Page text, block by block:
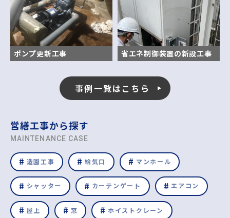
ポンプ更新工事 省エネ制御装置の新設工事
事例一覧はこちら
営繕工事から探す
MAINTENANCE CASE
造園工事 給気口 マンホール
シャッター カーテンゲート エアコン
屋上 窓 ホイストクレーン